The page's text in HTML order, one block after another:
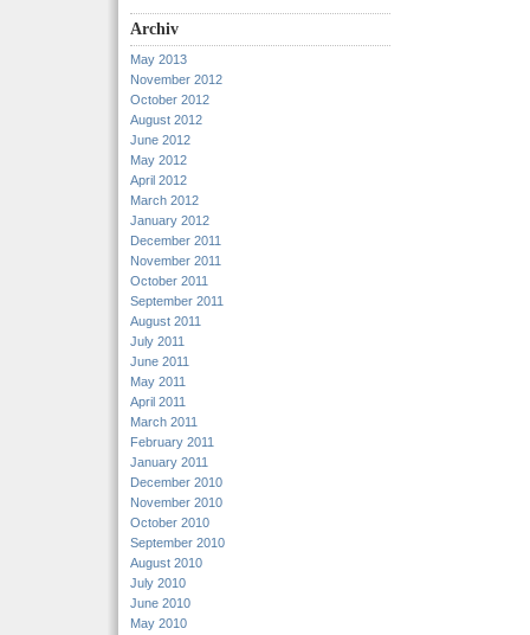
Archiv
May 2013
November 2012
October 2012
August 2012
June 2012
May 2012
April 2012
March 2012
January 2012
December 2011
November 2011
October 2011
September 2011
August 2011
July 2011
June 2011
May 2011
April 2011
March 2011
February 2011
January 2011
December 2010
November 2010
October 2010
September 2010
August 2010
July 2010
June 2010
May 2010